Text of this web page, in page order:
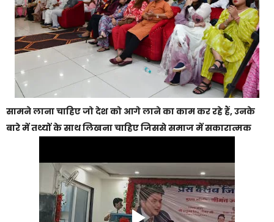
सामने लाना चाहिए जो देश को आगे लाने का काम कर रहे हैं, उनके
बारे में तथ्यों के साथ लिखना चाहिए जिससे समाज में सकारात्मक